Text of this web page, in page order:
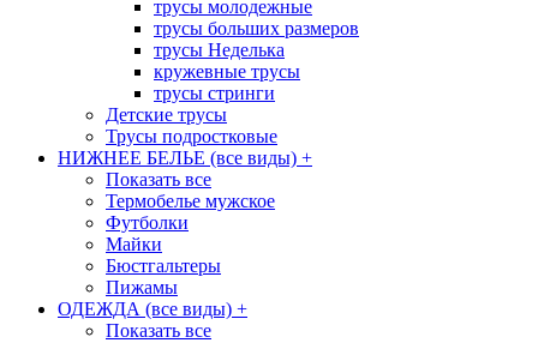
трусы молодежные
трусы больших размеров
трусы Неделька
кружевные трусы
трусы стринги
Детские трусы
Трусы подростковые
НИЖНЕЕ БЕЛЬЕ (все виды) +
Показать все
Термобелье мужское
Футболки
Майки
Бюстгальтеры
Пижамы
ОДЕЖДА (все виды) +
Показать все